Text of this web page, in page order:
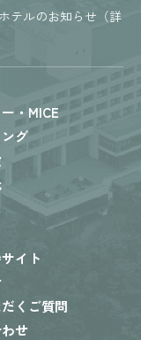
テルのお知らせ（詳
・MICE
グ
イト
くご質問
せ